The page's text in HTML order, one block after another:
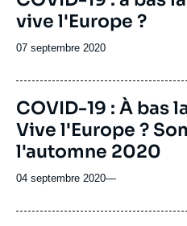
vive l'Europe ?
Date
publication
07 septembre 2020
COVID-19 : À bas
Vive l'Europe ?
l'automne 2020
04 septembre 2020—